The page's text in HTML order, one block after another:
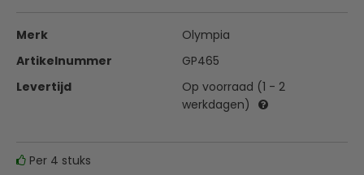
Merk
Olympia
Artikelnummer
GP465
Levertijd
Op voorraad (1 - 2
werkdagen)
Per 4 stuks